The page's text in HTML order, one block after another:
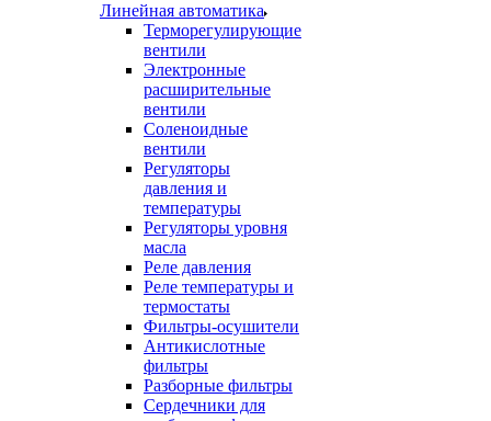
Линейная автоматика
Терморегулирующие
вентили
Электронные
расширительные
вентили
Соленоидные
вентили
Регуляторы
давления и
температуры
Регуляторы уровня
масла
Реле давления
Реле температуры и
термостаты
Фильтры-осушители
Антикислотные
фильтры
Разборные фильтры
Сердечники для